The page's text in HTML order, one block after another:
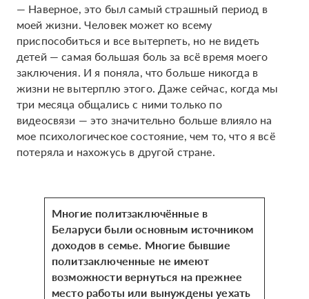
— Наверное, это был самый страшный период в
моей жизни. Человек может ко всему
приспособиться и все вытерпеть, но не видеть
детей — самая большая боль за всё время моего
заключения. И я поняла, что больше никогда в
жизни не вытерплю этого. Даже сейчас, когда мы
три месяца общались с ними только по
видеосвязи — это значительно больше влияло на
мое психологическое состояние, чем то, что я всё
потеряла и нахожусь в другой стране.
Многие политзаключённые в
Беларуси были основным источником
доходов в семье. Многие бывшие
политзаключенные не имеют
возможности вернуться на прежнее
место работы или вынуждены уехать